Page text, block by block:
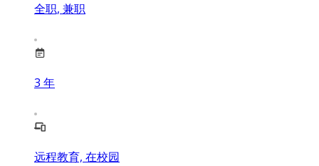
全职, 兼职
3 年
远程教育, 在校园